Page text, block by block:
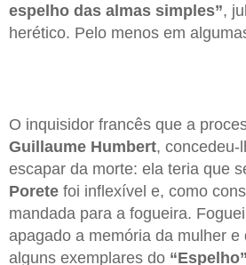
espelho das almas simples”,
herético. Pelo menos em
O inquisidor francês que a
Guillaume Humbert, concedeu-
escapar da morte: ela teria que
Porete foi inflexível e, como
mandada para a fogueira.
apagado a memória da mulher
alguns exemplares do “Espelho”